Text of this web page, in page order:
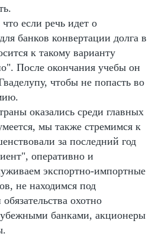
если речь идет о
банков конвертации долга в
к такому варианту
После окончания учебы он
чтобы не попасть во
оказались среди главных
мы также стремимся к
за последний год
оперативно и
экспортно-импортные
не находимся под
охотно
банками, акционеры